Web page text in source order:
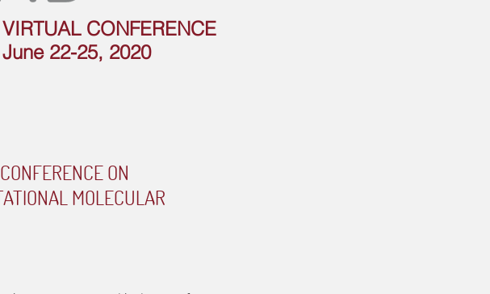
VIRTUAL CONFERENCE
June 22-25, 2020
ON
MOLECULAR